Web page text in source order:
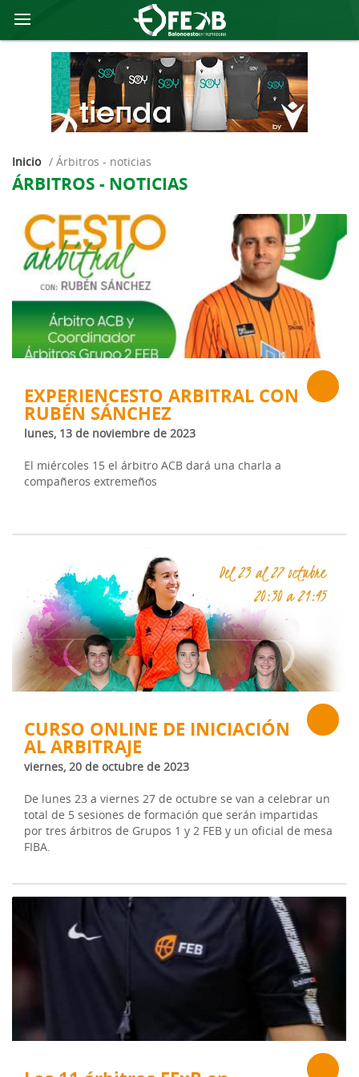
Inicio / árbitros - noticias
ÁRBITROS - NOTICIAS
EXPERIENCESTO ARBITRAL CON
RUBÉN SÁNCHEZ
lunes, 13 de noviembre de 2023
El miércoles 15 el árbitro ACB dará una charla a
compañeros extremeños
CURSO ONLINE DE INICIACIÓN
AL ARBITRAJE
viernes, 20 de octubre de 2023
De lunes 23 a viernes 27 de octubre se van a celebrar un
total de 5 sesiones de formación que serán impartidas
por tres árbitros de Grupos 1 y 2 FEB y un oficial de mesa
FIBA.